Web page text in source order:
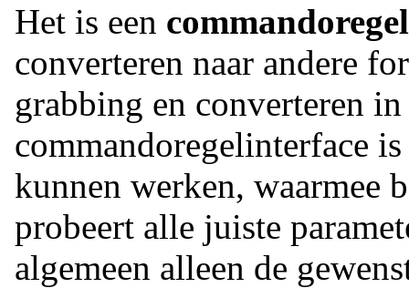
Het is een
converteren naar andere
grabbing en converteren
commandoregelinterface
kunnen werken, waarmee
probeert alle juiste
algemeen alleen de